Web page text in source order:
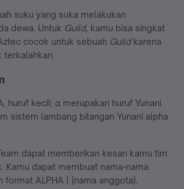
suku yang suka melakukan
dewa. Untuk Guild, kamu bisa singkat
cocok untuk sebuah Guild karena
terkalahkan.
huruf kecil: α merupakan huruf Yunani
sistem lambang bilangan Yunani alpha
dapat memberikan kesan kamu tim
Kamu dapat membuat nama-nama
format ALPHA | (nama anggota).